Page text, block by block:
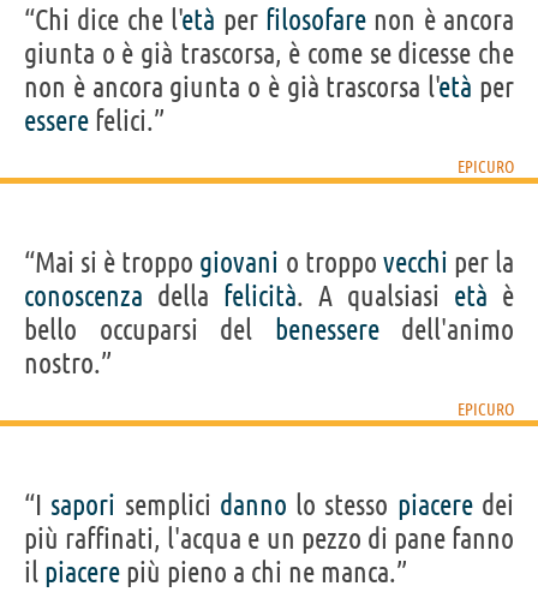
“Chi dice che l'età per filosofarenon è ancora
giunta o è già trascorsa, è come se dicesse che
non è ancora giunta o è già trascorsa l'età per
essere felici.”
EPICURO
“Mai si è troppo giovani o troppo vecchi per la
conoscenza della felicità. A qualsiasi età è
bello occuparsi del benesseredell'animo
nostro.”
EPICURO
“I sapori semplici danno lo stesso piaceredei
più raffinati, l'acqua e un pezzo di pane fanno
il piacere più pieno a chi ne manca.”